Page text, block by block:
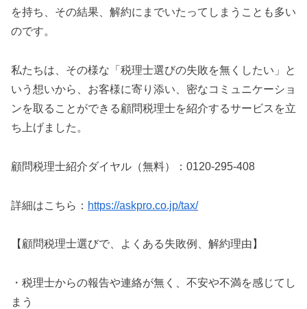
を持ち、その結果、解約にまでいたってしまうことも多い
のです。
私たちは、その様な「税理士選びの失敗を無くしたい」と
いう想いから、お客様に寄り添い、密なコミュニケーショ
ンを取ることができる顧問税理士を紹介するサービスを立
ち上げました。
顧問税理士紹介ダイヤル（無料）：0120-295-408
詳細はこちら： https://askpro.co.jp/tax/
【顧問税理士選びで、よくある失敗例、解約理由】
・税理士からの報告や連絡が無く、不安や不満を感じてし
まう